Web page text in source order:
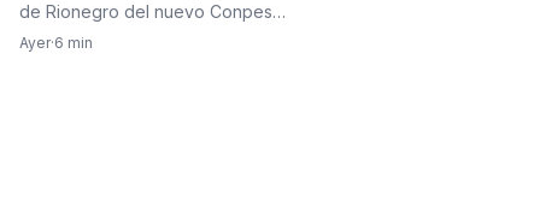
de Rionegro del nuevo Conpes…
Ayer·6 min